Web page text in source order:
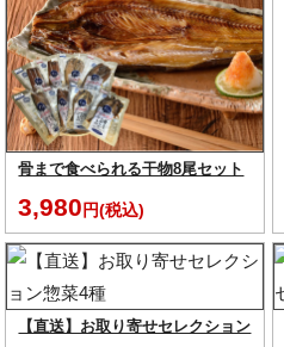
骨まで食べられる干物8尾セット
3,980 円(税込)
【直送】お取り寄せセレクション